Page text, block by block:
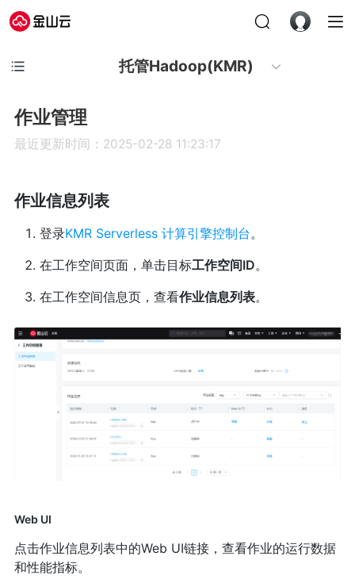
托管Hadoop(KMR)
作业管理
最近更新时间：2025-02-28 11:23:17
作业信息列表
登录KMR Serverless 计算引擎控制台。
在工作空间页面，单击目标工作空间ID。
在工作空间信息页，查看作业信息列表。
Web UI
点击作业信息列表中的Web UI链接，查看作业的运行数据
和性能指标。